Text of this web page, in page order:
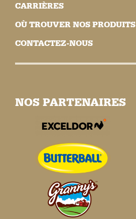
CARRIÈRES
OÙ TROUVER NOS PRODUITS
CONTACTEZ-NOUS
NOS PARTENAIRES